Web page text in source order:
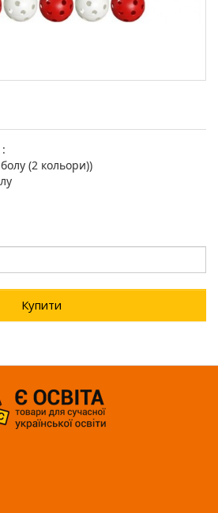
(2 кольори))
Купити